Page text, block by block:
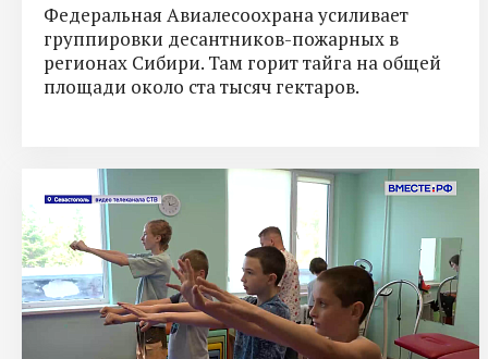
Федеральная Авиалесоохрана усиливает
группировки десантников-пожарных в
регионах Сибири. Там горит тайга на общей
площади около ста тысяч гектаров.